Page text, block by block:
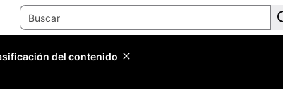
del contenido